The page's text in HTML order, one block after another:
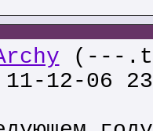
(---
12-06